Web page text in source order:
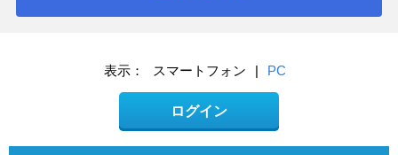
表示： スマートフォン | PC
ログイン